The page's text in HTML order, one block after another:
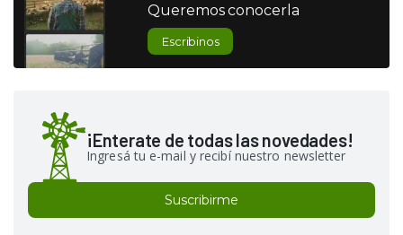
Queremos conocerla
Escribinos
¡Enterate de todas las novedades!
Ingresá tu e-mail y recibí nuestro newsletter
Suscribirme